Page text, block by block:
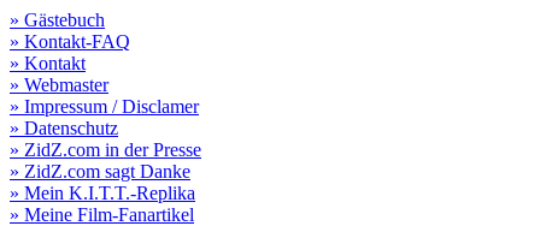
» Gästebuch
» Kontakt-FAQ
» Kontakt
» Webmaster
» Impressum / Disclamer
» Datenschutz
» ZidZ.com in der Presse
» ZidZ.com sagt Danke
» Mein K.I.T.T.-Replika
» Meine Film-Fanartikel